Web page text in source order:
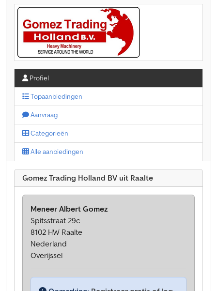
Profiel
Topaanbiedingen
Aanvraag
Categorieën
Alle aanbiedingen
Gomez Trading Holland BV uit Raalte
Meneer Albert Gomez
Spitsstraat 29c
8102 HW Raalte
Nederland
Overijssel